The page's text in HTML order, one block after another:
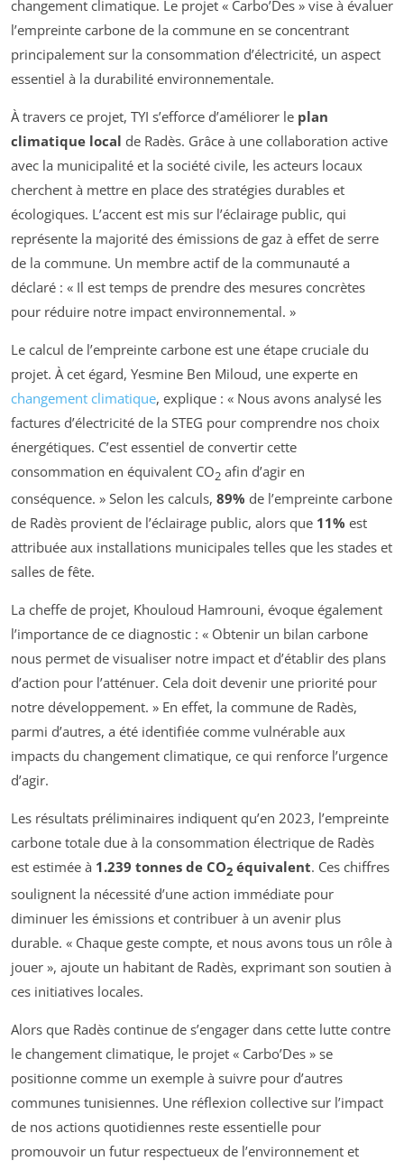
changement climatique. Le projet « Carbo’Des » vise à évaluer
l’empreinte carbone de la commune en se concentrant
principalement sur la consommation d’électricité, un aspect
essentiel à la durabilité environnementale.
À travers ce projet, TYI s’efforce d’améliorer le plan
climatique local de Radès. Grâce à une collaboration active
avec la municipalité et la société civile, les acteurs locaux
cherchent à mettre en place des stratégies durables et
écologiques. L’accent est mis sur l’éclairage public, qui
représente la majorité des émissions de gaz à effet de serre
de la commune. Un membre actif de la communauté a
déclaré : « Il est temps de prendre des mesures concrètes
pour réduire notre impact environnemental. »
Le calcul de l’empreinte carbone est une étape cruciale du
projet. À cet égard, Yesmine Ben Miloud, une experte en
changement climatique, explique : « Nous avons analysé les
factures d’électricité de la STEG pour comprendre nos choix
énergétiques. C’est essentiel de convertir cette
consommation en équivalent CO2 afin d’agir en
conséquence. » Selon les calculs, 89% de l’empreinte carbone
de Radès provient de l’éclairage public, alors que 11% est
attribuée aux installations municipales telles que les stades et
salles de fête.
La cheffe de projet, Khouloud Hamrouni, évoque également
l’importance de ce diagnostic : « Obtenir un bilan carbone
nous permet de visualiser notre impact et d’établir des plans
d’action pour l’atténuer. Cela doit devenir une priorité pour
notre développement. » En effet, la commune de Radès,
parmi d’autres, a été identifiée comme vulnérable aux
impacts du changement climatique, ce qui renforce l’urgence
d’agir.
Les résultats préliminaires indiquent qu’en 2023, l’empreinte
carbone totale due à la consommation électrique de Radès
est estimée à 1.239 tonnes de CO2 équivalent. Ces chiffres
soulignent la nécessité d’une action immédiate pour
diminuer les émissions et contribuer à un avenir plus
durable. « Chaque geste compte, et nous avons tous un rôle à
jouer », ajoute un habitant de Radès, exprimant son soutien à
ces initiatives locales.
Alors que Radès continue de s’engager dans cette lutte contre
le changement climatique, le projet « Carbo’Des » se
positionne comme un exemple à suivre pour d’autres
communes tunisiennes. Une réflexion collective sur l’impact
de nos actions quotidiennes reste essentielle pour
promouvoir un futur respectueux de l’environnement et